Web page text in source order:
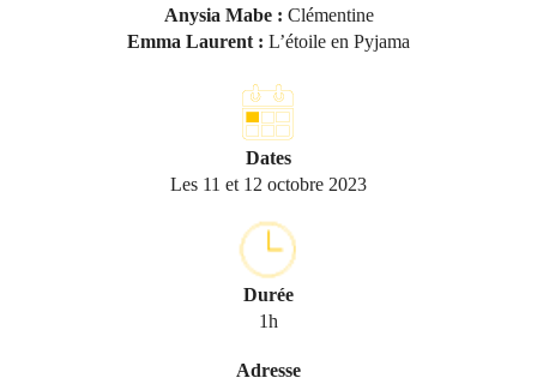
Anysia Mabe : Clémentine
Emma Laurent : L’étoile en Pyjama
Dates
Les 11 et 12 octobre 2023
Durée
1h
Adresse